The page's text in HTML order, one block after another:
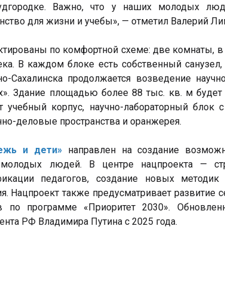
Важно, что у наших молодых
для жизни и учебы», — отметил Валерий
по комфортной схеме: две комнаты,
В каждом блоке есть собственный
продолжается возведение
Здание площадью более 88 тыс. кв. м будет
учебный корпус, научно-лабораторный блок
деловые пространства и оранжерея.
и дети»направлен на создание
молодых людей. В центре нацпроекта —
педагогов, создание новых
Нацпроект также предусматривает развитие
программе «Приоритет 2030».
РФ Владимира Путина с 2025 года.